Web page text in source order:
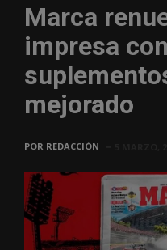
Marca
impresa
mejorado
POR REDACCIÓN